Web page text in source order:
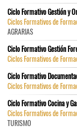
Ciclo Formativo Gestión y
Ciclos Formativos de
AGRARIAS
Ciclo Formativo Gestión
Ciclos Formativos de
Ciclo Formativo
Ciclos Formativos de
Ciclo Formativo Cocina y
Ciclos Formativos de
TURISMO